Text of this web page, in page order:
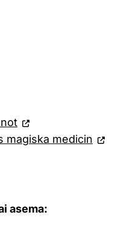
magiska medicin
asema: